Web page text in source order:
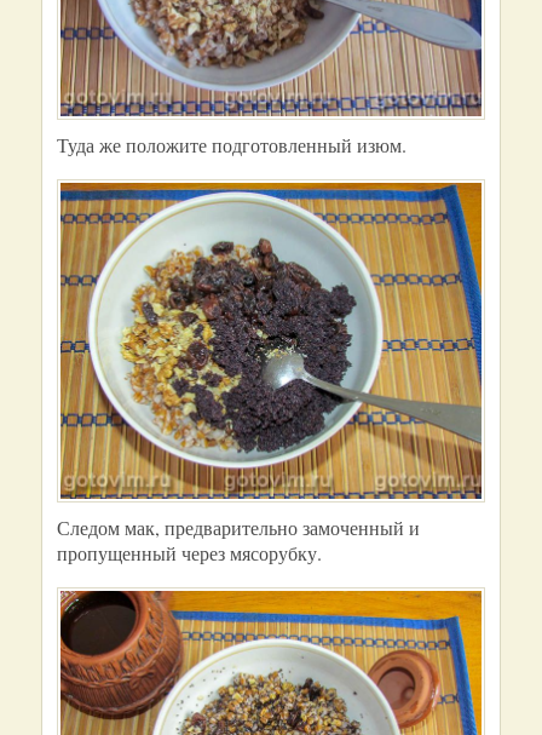
Туда же положите подготовленный изюм.
Следом мак, предварительно замоченный и
пропущенный через мясорубку.